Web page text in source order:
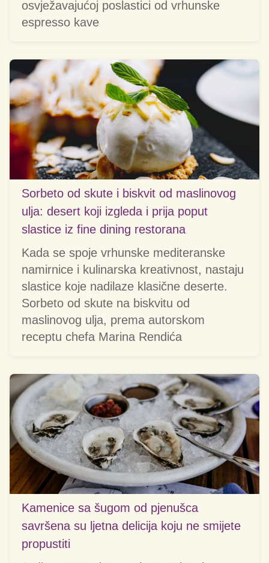
osvježavajućoj poslastici od vrhunske
espresso kave
Sorbeto od skute i biskvit od maslinovog
ulja: desert koji izgleda i prija poput
slastice iz fine dining restorana
Kada se spoje vrhunske mediteranske
namirnice i kulinarska kreativnost, nastaju
slastice koje nadilaze klasične deserte.
Sorbeto od skute na biskvitu od
maslinovog ulja, prema autorskom
receptu chefa Marina Rendića
Kamenice sa šugom od pjenušca
savršena su ljetna delicija koju ne smijete
propustiti